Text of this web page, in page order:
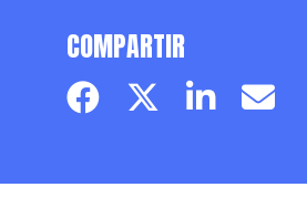
COMPARTIR
Facebook pageTwitter page
LinkedinEmail